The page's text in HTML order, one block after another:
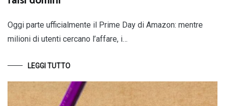
Oggi parte ufficialmente il Prime Day di Amazon: mentre
milioni di utenti cercano l’affare, i…
LEGGI TUTTO